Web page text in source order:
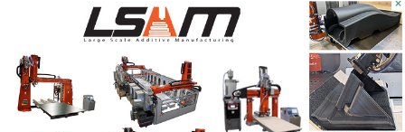
RELATED ARTICLES MORE FROM AUTHOR
TE Connectivity mise sur
l’impression 3D pour la fabrication
de cathéters
×